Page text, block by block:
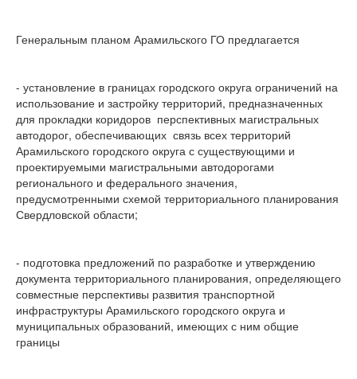
Генеральным планом Арамильского ГО предлагается
- установление в границах городского округа ограничений на
использование и застройку территорий, предназначенных
для прокладки коридоров перспективных магистральных
автодорог, обеспечивающих связь всех территорий
Арамильского городского округа с существующими и
проектируемыми магистральными автодорогами
регионального и федерального значения,
предусмотренными схемой территориального планирования
Свердловской области;
- подготовка предложений по разработке и утверждению
документа территориального планирования, определяющего
совместные перспективы развития транспортной
инфраструктуры Арамильского городского округа и
муниципальных образований, имеющих с ним общие
границы